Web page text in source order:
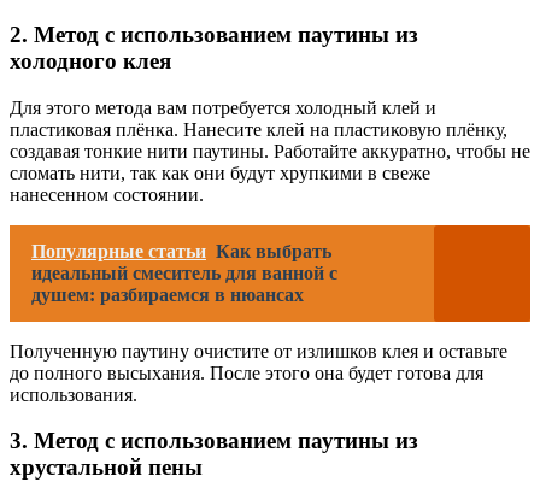
2. Метод с использованием паутины из
холодного клея
Для этого метода вам потребуется холодный клей и
пластиковая плёнка. Нанесите клей на пластиковую плёнку,
создавая тонкие нити паутины. Работайте аккуратно, чтобы не
сломать нити, так как они будут хрупкими в свеже
нанесенном состоянии.
Популярные статьи Как выбрать
идеальный смеситель для ванной с
душем: разбираемся в нюансах
Полученную паутину очистите от излишков клея и оставьте
до полного высыхания. После этого она будет готова для
использования.
3. Метод с использованием паутины из
хрустальной пены